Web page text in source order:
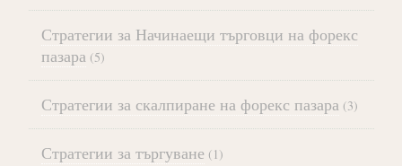
Стратегии за Начинаещи търговци на форекс
пазара (5)
Стратегии за скалпиране на форекс пазара (3)
Стратегии за търгуване (1)